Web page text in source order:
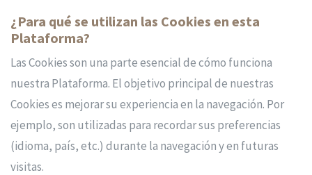
¿Para qué se utilizan las Cookies en esta
Plataforma?
Las Cookies son una parte esencial de cómo funciona
nuestra Plataforma. El objetivo principal de nuestras
Cookies es mejorar su experiencia en la navegación. Por
ejemplo, son utilizadas para recordar sus preferencias
(idioma, país, etc.) durante la navegación y en futuras
visitas.